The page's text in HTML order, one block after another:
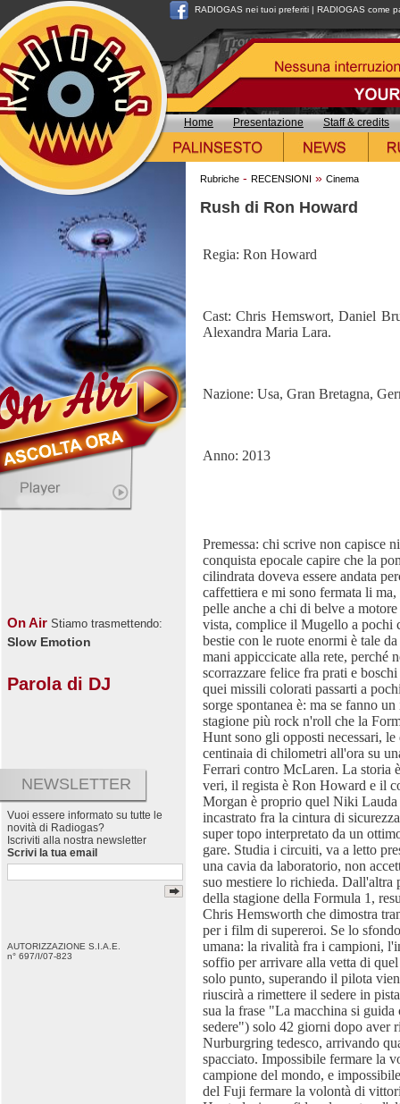
RADIOGAS nei tuoi preferiti | RADIOGAS come
Home Presentazione Staff & credits
On Air Stiamo trasmettendo:
Slow Emotion
Parola di DJ
NEWSLETTER
Vuoi essere informato su tutte le
novità di Radiogas?
Iscriviti alla nostra newsletter
Scrivi la tua email
AUTORIZZAZIONE S.I.A.E.
n° 697/I/07-823
Rubriche - RECENSIONI » Cinema
Rush di Ron Howard
Regia: Ron Howard
Cast: Chris Hemswort, Daniel
Alexandra Maria Lara.
Nazione: Usa, Gran Bretagna,
Anno: 2013
Premessa: chi scrive non capisce
conquista epocale capire che la
cilindrata doveva essere andata
caffettiera e mi sono fermata li
pelle anche a chi di belve a
vista, complice il Mugello a pochi
bestie con le ruote enormi è tale
mani appiccicate alla rete, perché
scorrazzare felice fra prati e
quei missili colorati passarti a
sorge spontanea è: ma se fanno
stagione più rock n'roll che la
Hunt sono gli opposti necessari, le
centinaia di chilometri all'ora su
Ferrari contro McLaren. La storia
veri, il regista è Ron Howard e il
Morgan è proprio quel Niki
incastrato fra la cintura di
super topo interpretato da un
gare. Studia i circuiti, va a letto
una cavia da laboratorio, non
suo mestiere lo richieda. Dall'altra
della stagione della Formula 1,
Chris Hemsworth che dimostra
per i film di supereroi. Se lo
umana: la rivalità fra i campioni,
soffio per arrivare alla vetta di
solo punto, superando il pilota
riuscirà a rimettere il sedere in
sua la frase "La macchina si
sedere") solo 42 giorni dopo aver
Nurburgring tedesco, arrivando
spacciato. Impossibile fermare la
campione del mondo, e
del Fuji fermare la volontà di